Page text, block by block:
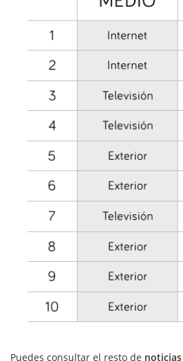
Puedes consultar el resto de